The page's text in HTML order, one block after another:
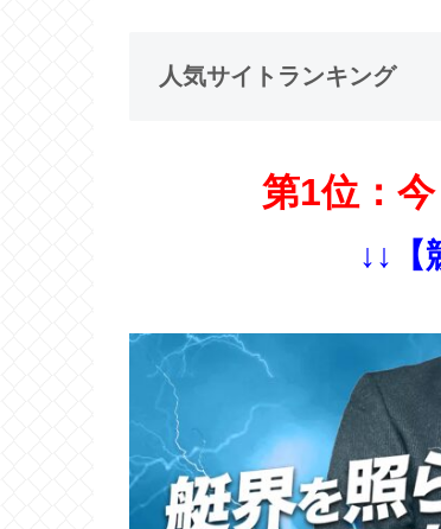
人気サイトランキング
第1位：
↓↓【